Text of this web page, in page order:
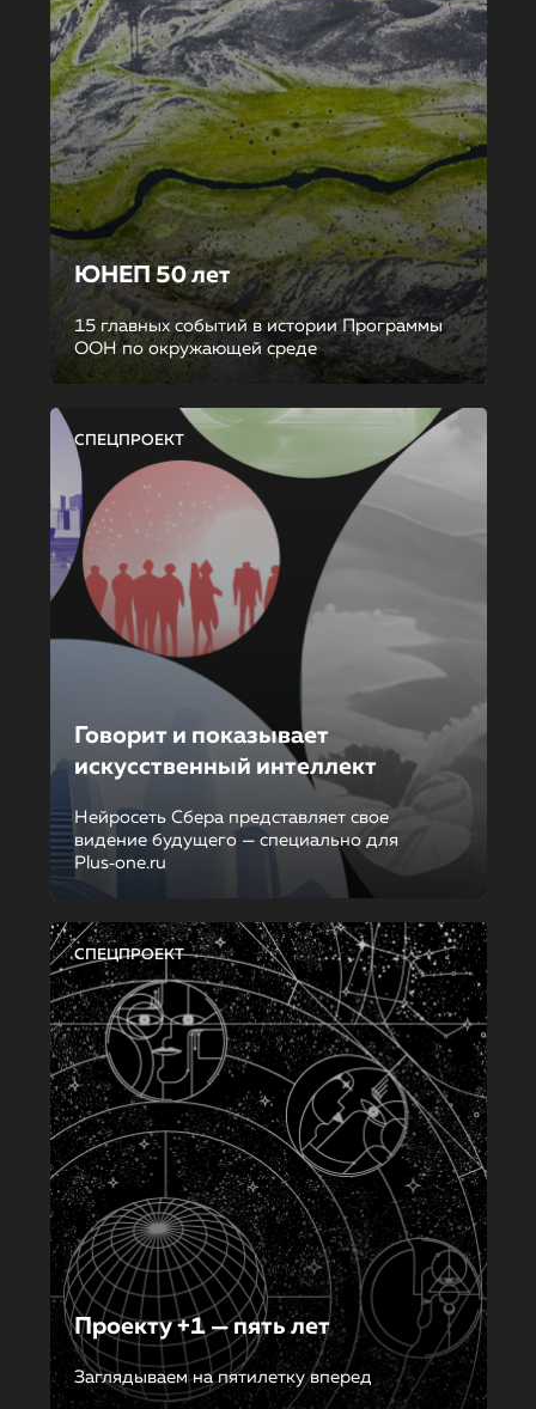
ЮНЕП 50 лет
15 главных событий в истории Программы
ООН по окружающей среде
СПЕЦПРОЕКТ
Говорит и показывает
искусственный интеллект
Нейросеть Сбера представляет свое
видение будущего — специально для
Plus‑one.ru
СПЕЦПРОЕКТ
Проекту +1 — пять лет
Заглядываем на пятилетку вперед